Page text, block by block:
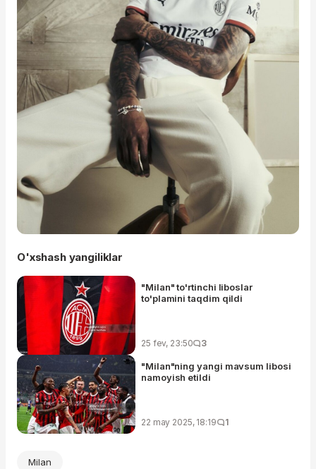
O'xshash yangiliklar
"Milan" to'rtinchi liboslar
to'plamini taqdim qildi
25 fev, 23:50 3
"Milan"ning yangi mavsum libosi
namoyish etildi
22 may 2025, 18:19 1
Milan